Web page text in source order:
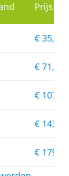
Prijs
€ 35,80
€ 71,60
€ 107,40
€ 143,20
€ 179,00